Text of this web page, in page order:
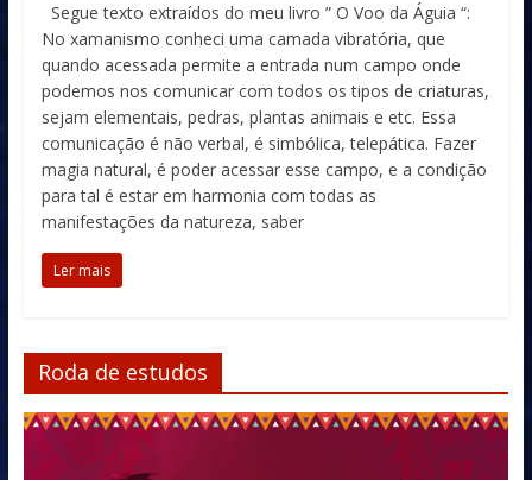
Segue texto extraídos do meu livro ” O Voo da Águia “:
No xamanismo conheci uma camada vibratória, que
quando acessada permite a entrada num campo onde
podemos nos comunicar com todos os tipos de criaturas,
sejam elementais, pedras, plantas animais e etc. Essa
comunicação é não verbal, é simbólica, telepática. Fazer
magia natural, é poder acessar esse campo, e a condição
para tal é estar em harmonia com todas as
manifestações da natureza, saber
Ler mais
Roda de estudos